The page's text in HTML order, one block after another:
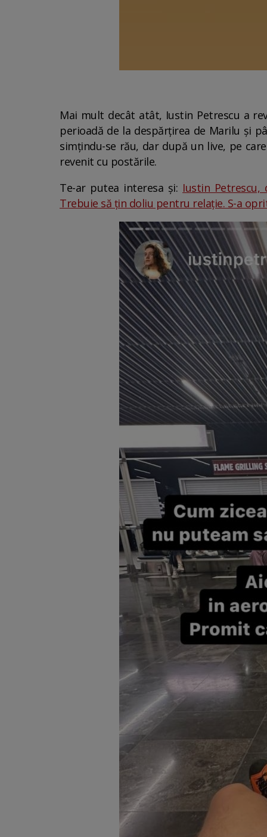
Mai mult decât atât, Iustin Petrescu a
perioadă de la despărțirea de Marilu și
simțindu-se rău, dar după un live, pe
revenit cu postările.
Te-ar putea interesa și: Iustin Petrescu,
Trebuie să țin doliu pentru relație. S-a